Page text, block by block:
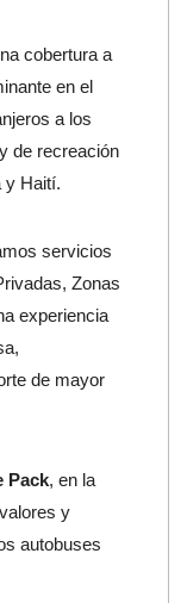
cobertura a
en el
a los
de recreación
y Haití.
servicios
Zonas
experiencia
de mayor
Pack, en la
y
autobuses